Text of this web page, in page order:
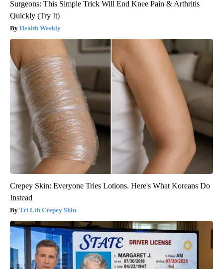
Surgeons: This Simple Trick Will End Knee Pain & Arthritis
Quickly (Try It)
Health Weekly
Crepey Skin: Everyone Tries Lotions. Here's What Koreans Do
Instead
Tri Lift Crepey Skin